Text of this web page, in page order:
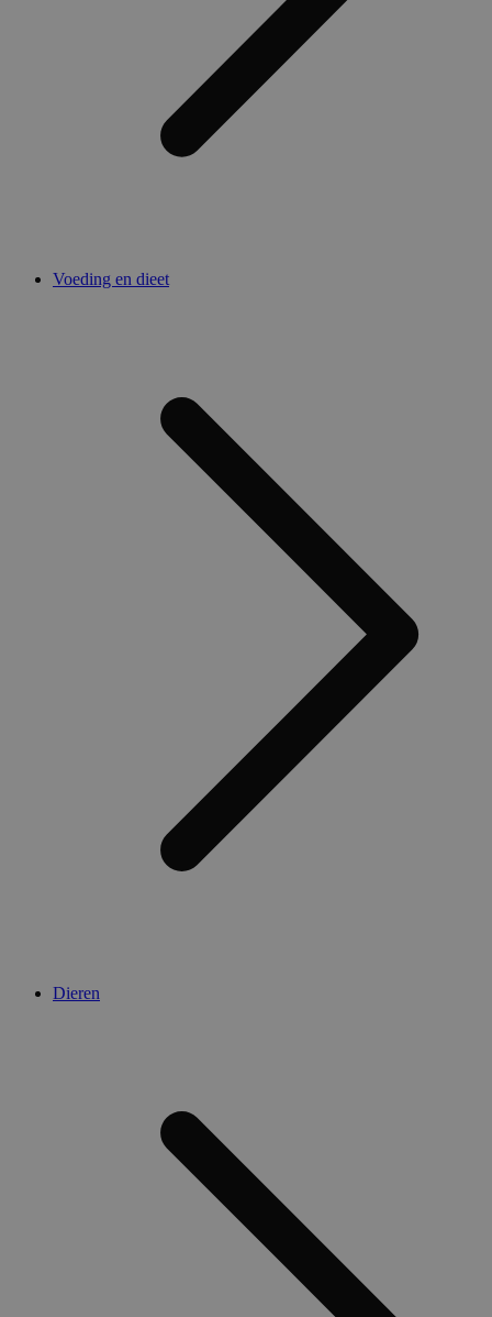
Voeding en dieet
Dieren